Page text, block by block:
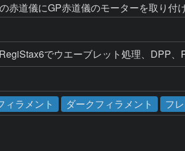
赤道儀にGP赤道儀のモーターを取り付
でウエーブレット処理、DPP、
ィラメント ダークフィラメント フ